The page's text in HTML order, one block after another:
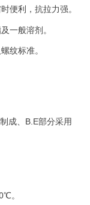
便利，抗拉力强。
一般溶剂。
纹标准。
成、B.E部分采用
。